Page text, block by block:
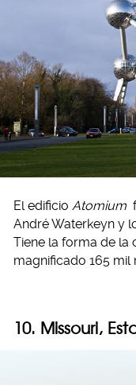
El edificio Atomium
André Waterkeyn y
Tiene la forma de la
magnificado 165 mil
10. Missouri,